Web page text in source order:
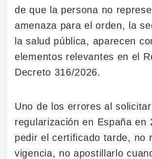
de que la persona no
amenaza para el orden, la
la salud pública, aparecen
elementos relevantes en el
Decreto 316/2026.
Uno de los errores al
regularización en España en
pedir el certificado tarde, no
vigencia, no apostillarlo